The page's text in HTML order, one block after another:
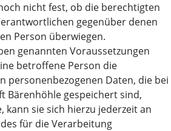
nicht fest, ob die berechtigten
gegenüber denen
Person überwiegen.
genannten Voraussetzungen
betroffene Person die
personenbezogenen Daten, die bei
Bärenhöhle gespeichert sind,
kann sie sich hierzu jederzeit an
für die Verarbeitung